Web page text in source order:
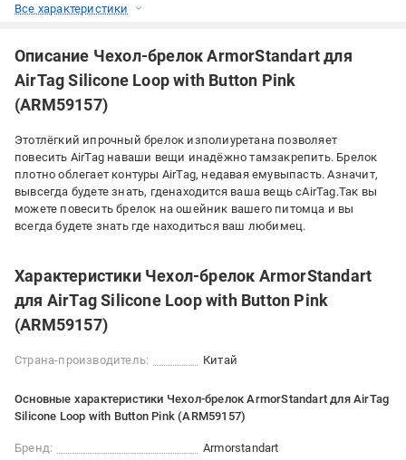
Все характеристики
Описание Чехол-брелок ArmorStandart для
AirTag Silicone Loop with Button Pink
(ARM59157)
Этотлёгкий ипрочный брелок изполиуретана позволяет
повесить AirTag наваши вещи инадёжно тамзакрепить. Брелок
плотно облегает контуры AirTag, недавая емувыпасть. Азначит,
вывсегда будете знать, гденаходится ваша вещь сAirTag.Так вы
можете повесить брелок на ошейник вашего питомца и вы
всегда будете знать где находиться ваш любимец.
Характеристики Чехол-брелок ArmorStandart
для AirTag Silicone Loop with Button Pink
(ARM59157)
Страна-производитель: Китай
Основные характеристики Чехол-брелок ArmorStandart для AirTag
Silicone Loop with Button Pink (ARM59157)
Бренд: Armorstandart